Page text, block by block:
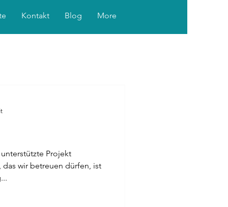
Kontakt Blog More
Projekt
wir betreuen dürfen, ist